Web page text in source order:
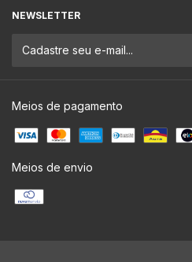
NEWSLETTER
Meios de pagamento
Meios de envio